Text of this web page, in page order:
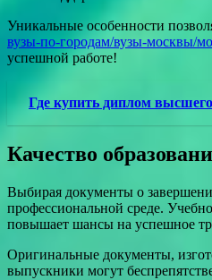
Уникальные особенности
вузы-по-городам/вузы-москвы/
успешной работе!
Где купить диплом
Качество
Выбирая документы о
профессиональной среде.
повышает шансы на успешное
Оригинальные документы,
выпускники могут